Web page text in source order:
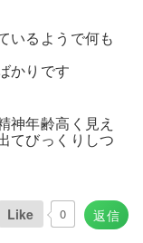
いるようで何も
かりです
神年齢高く見え
てびっくりしつ
返信
Like 0